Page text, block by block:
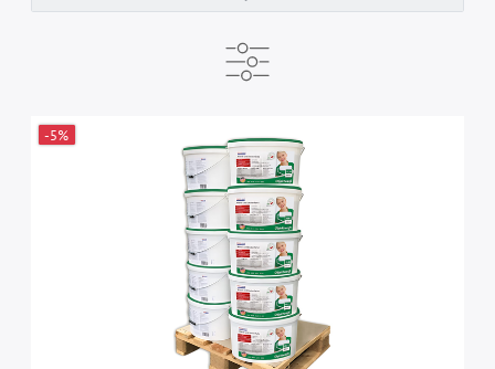
HERSTELLER
VERSANDFERTIG IN
MARKE
-5%